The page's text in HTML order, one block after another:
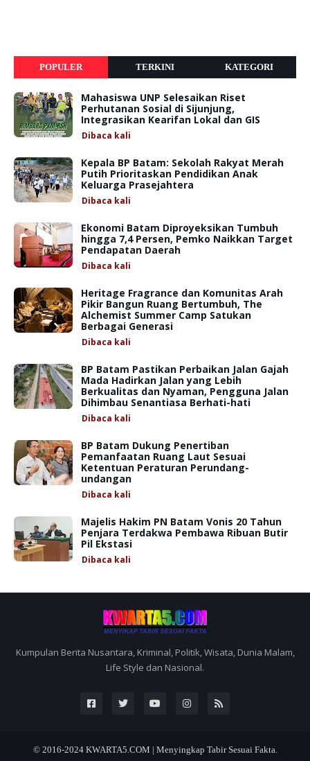
POPULER TERKINI KATEGORI
Mahasiswa UNP Selesaikan Riset
Perhutanan Sosial di Sijunjung,
Integrasikan Kearifan Lokal dan GIS
Dibaca kali
Kepala BP Batam: Sekolah Rakyat Merah
Putih Prioritaskan Pendidikan Anak
Keluarga Prasejahtera
Dibaca kali
Ekonomi Batam Diproyeksikan Tumbuh
hingga 7,4 Persen, Pemko Naikkan Target
Pendapatan Daerah
Dibaca kali
Heritage Fragrance dan Komunitas Arah
Pikir Bangun Ruang Bertumbuh, The
Alchemist Summer Camp Satukan
Berbagai Generasi
Dibaca kali
BP Batam Pastikan Perbaikan Jalan Gajah
Mada Hadirkan Jalan yang Lebih
Berkualitas dan Nyaman, Pengguna Jalan
Dihimbau Senantiasa Berhati-hati
Dibaca kali
BP Batam Dukung Penertiban
Pemanfaatan Ruang Laut Sesuai
Ketentuan Peraturan Perundang-
undangan
Dibaca kali
Majelis Hakim PN Batam Vonis 20 Tahun
Penjara Terdakwa Pembawa Ribuan Butir
Pil Ekstasi
Dibaca kali
Kumpulan Berita Nusantara, Kriminal, Politik, Wisata, Dunia Malam,
Life Style dan Nasional.
© 2016-2024 KWARTA5.COM | Menyingkap Tabir Sesuai Fakta.